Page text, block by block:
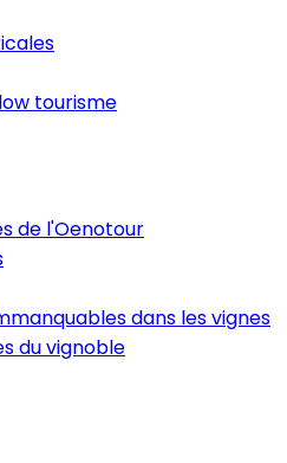
tourisme
de l'Oenotour
dans les vignes
du vignoble